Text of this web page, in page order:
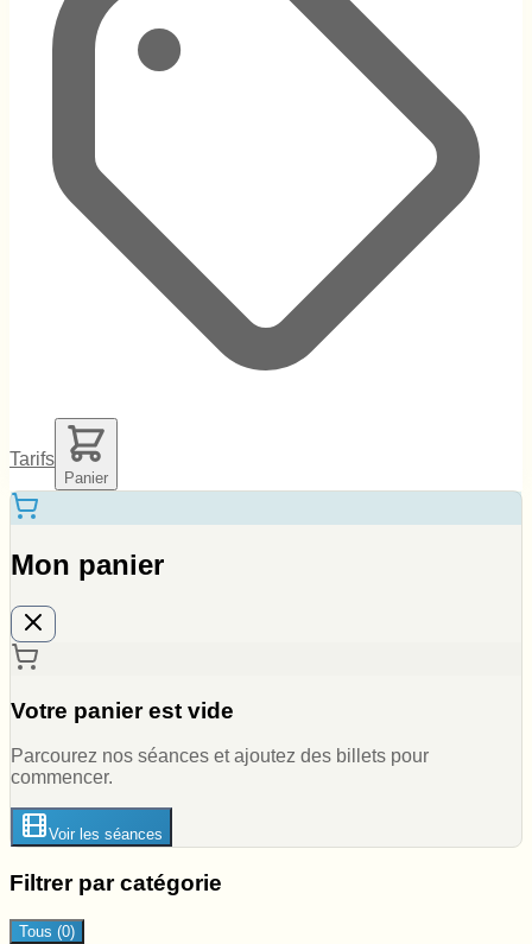
Tarifs
Panier
Mon panier
Votre panier est vide
Parcourez nos séances et ajoutez des billets pour
commencer.
Voir les séances
Filtrer par catégorie
Tous (0)